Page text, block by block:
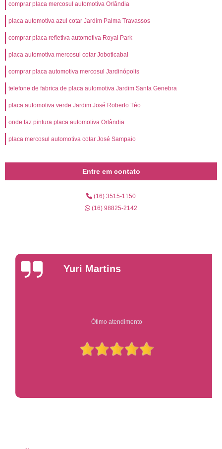
comprar placa mercosul automotiva Orlândia
placa automotiva azul cotar Jardim Palma Travassos
comprar placa refletiva automotiva Royal Park
placa automotiva mercosul cotar Joboticabal
comprar placa automotiva mercosul Jardinópolis
telefone de fabrica de placa automotiva Jardim Santa Genebra
placa automotiva verde Jardim José Roberto Téo
onde faz pintura placa automotiva Orlândia
placa mercosul automotiva cotar José Sampaio
Entre em contato
(16) 3515-1150
(16) 98825-2142
Yuri Martins
Ótimo atendimento